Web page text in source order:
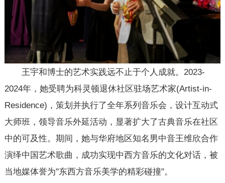
王宇和博士的艺术实践远不止于个人成就。2023-
2024年，她受聘为科灵顿退休社区驻场艺术家(Artist-in-
Residence)，策划并执行了全年系列音乐会，设计互动式
大师班，领导音乐外延活动，显著扩大了古典音乐在社区
中的可及性。期间，她与华府地区知名男中音王维欣合作
演绎中国艺术歌曲，成功实现中西方音乐的文化对话，被
当地媒体誉为"东西方音乐美学的精彩碰撞"。